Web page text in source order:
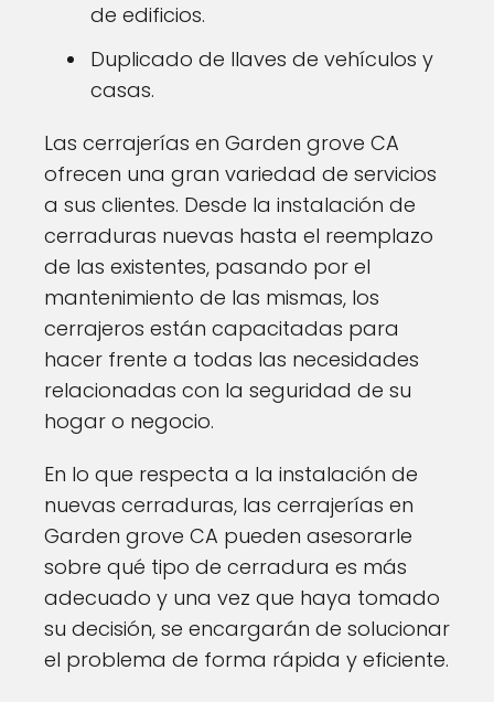
de edificios.
Duplicado de llaves de vehículos y
casas.
Las cerrajerías en Garden grove CA
ofrecen una gran variedad de servicios
a sus clientes. Desde la instalación de
cerraduras nuevas hasta el reemplazo
de las existentes, pasando por el
mantenimiento de las mismas, los
cerrajeros están capacitadas para
hacer frente a todas las necesidades
relacionadas con la seguridad de su
hogar o negocio.
En lo que respecta a la instalación de
nuevas cerraduras, las cerrajerías en
Garden grove CA pueden asesorarle
sobre qué tipo de cerradura es más
adecuado y una vez que haya tomado
su decisión, se encargarán de solucionar
el problema de forma rápida y eficiente.